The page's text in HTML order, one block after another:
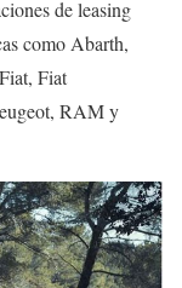
de leasing
como Abarth,
Fiat
RAM y